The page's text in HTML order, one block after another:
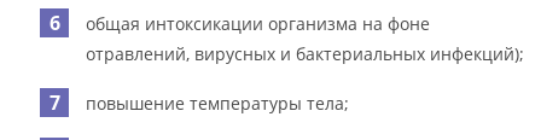
общая интоксикации организма на фоне
отравлений, вирусных и бактериальных инфекций);
повышение температуры тела;